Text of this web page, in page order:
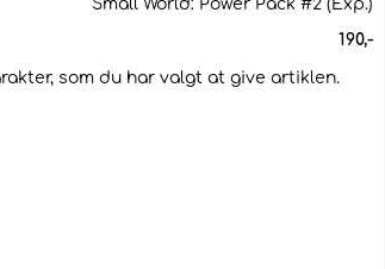
Small World: Power Pack #2 (Exp.)
190,-
som du har valgt at give artiklen.